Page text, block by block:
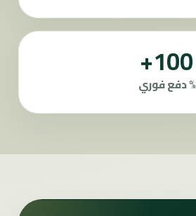
100+
% دفع فوري